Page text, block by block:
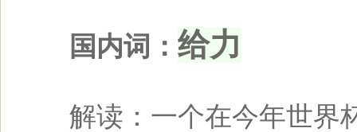
国内词： 给力
解读：一个在今年世界